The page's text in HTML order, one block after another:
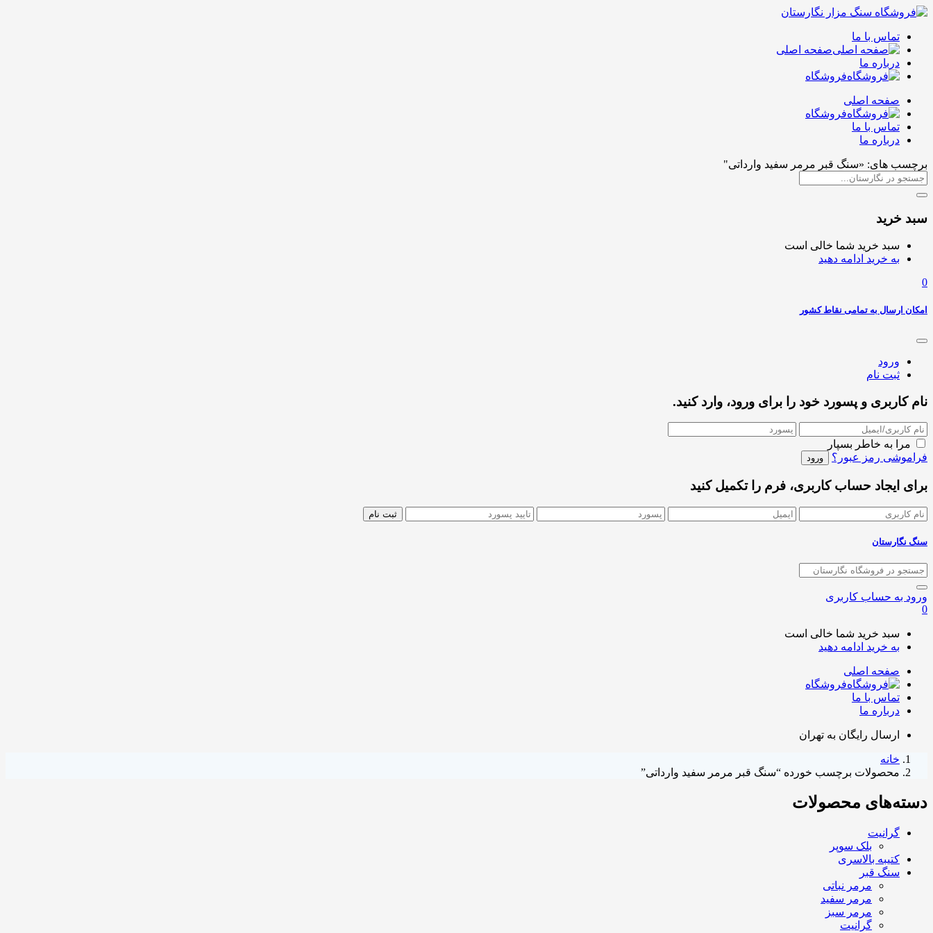
تماس با ما
صفحه اصلی
درباره ما
فروشگاه
صفحه اصلی
فروشگاه
تماس با ما
درباره ما
برچسب های: «سنگ قبر مرمر سفید وارداتی"
سبد خرید
سبد خرید شما خالی است
به خرید ادامه دهید
0
امکان ارسال به تمامی نقاط کشور
ورود
ثبت نام
نام کاربری و پسورد خود را برای ورود، وارد کنید.
مرا به خاطر بسپار
فراموشی رمز عبور؟
برای ایجاد حساب کاربری، فرم را تکمیل کنید
سنگ نگارستان
ورود به حساب کاربری
0
سبد خرید شما خالی است
به خرید ادامه دهید
صفحه اصلی
فروشگاه
تماس با ما
درباره ما
ارسال رایگان به تهران
خانه
محصولات برچسب خورده “سنگ قبر مرمر سفید وارداتی”
دسته‌های محصولات
گرانیت
بلک سوپر
کتیبه بالاسری
سنگ قبر
مرمر نباتی
مرمر سفید
مرمر سبز
گرانیت